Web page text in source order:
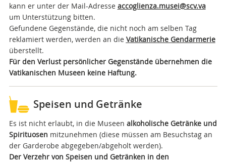
kann er unter der Mail-Adresse accoglienza.musei@scv.va
um Unterstützung bitten.
Gefundene Gegenstände, die nicht noch am selben Tag
reklamiert werden, werden an die Vatikanische Gendarmerie
überstellt.
Für den Verlust persönlicher Gegenstände übernehmen die
Vatikanischen Museen keine Haftung.
Speisen und Getränke
Es ist nicht erlaubt, in die Museen alkoholische Getränke und
Spirituosen mitzunehmen (diese müssen am Besuchstag an
der Garderobe abgegeben/abgeholt werden).
Der Verzehr von Speisen und Getränken in den